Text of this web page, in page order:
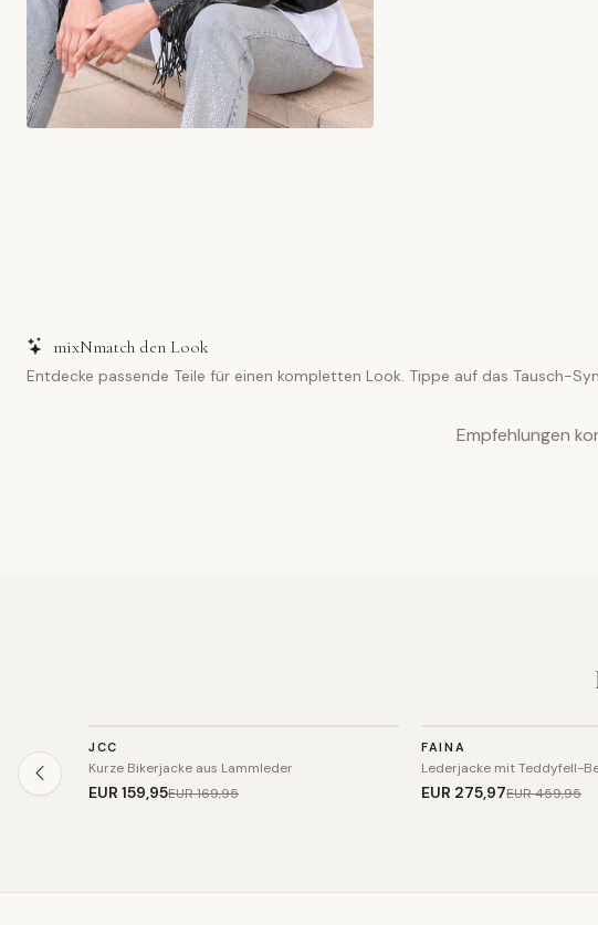
mixNmatch den Look
Entdecke passende Teile für einen kompletten Look. Tippe auf das Tausch-
Empfehlungen
SALE
JCC
Kurze Bikerjacke aus Lammleder
EUR 159,95EUR 169,95
SALE
FAINA
Lederjacke mit Teddyfell-
EUR 275,97EUR 459,95